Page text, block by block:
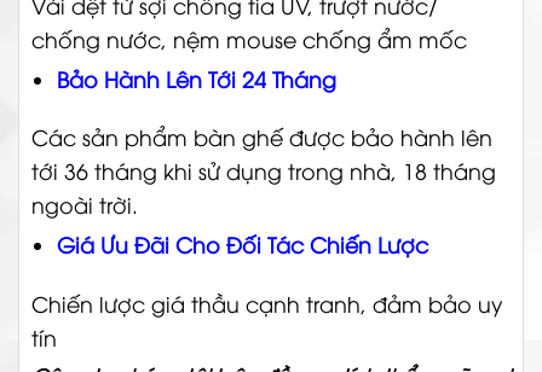
chống nước, nệm mouse chống ẩm mốc
Bảo Hành Lên Tới 24 Tháng
Các sản phẩm bàn ghế được bảo hành lên
tới 36 tháng khi sử dụng trong nhà, 18 tháng
ngoài trời.
Giá Ưu Đãi Cho Đối Tác Chiến Lược
Chiến lược giá thầu cạnh tranh, đảm bảo uy
tín